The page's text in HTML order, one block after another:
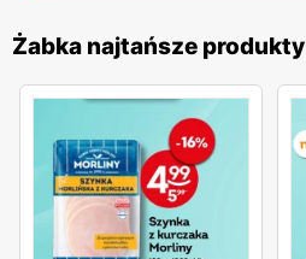
Żabka najtańsze produkty